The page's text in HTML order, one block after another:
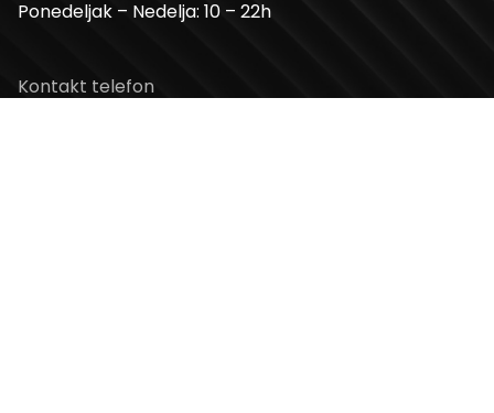
Ponedeljak – Nedelja: 10 – 22h
Kontakt telefon